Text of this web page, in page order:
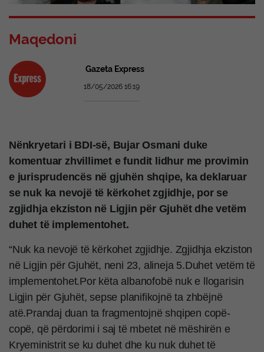
Maqedoni
Gazeta Express
18/05/2026 16:19
Nënkryetari i BDI-së, Bujar Osmani duke
komentuar zhvillimet e fundit lidhur me provimin
e jurisprudencës në gjuhën shqipe, ka deklaruar
se nuk ka nevojë të kërkohet zgjidhje, por se
zgjidhja ekziston në Ligjin për Gjuhët dhe vetëm
duhet të implementohet.
“Nuk ka nevojë të kërkohet zgjidhje. Zgjidhja ekziston
në Ligjin për Gjuhët, neni 23, alineja 5.Duhet vetëm të
implementohet.Por këta albanofobë nuk e llogarisin
Ligjin për Gjuhët, sepse planifikojnë ta zhbëjnë
atë.Prandaj duan ta fragmentojnë shqipen copë-
copë, që përdorimi i saj të mbetet në mëshirën e
Kryeministrit se ku duhet dhe ku nuk duhet të